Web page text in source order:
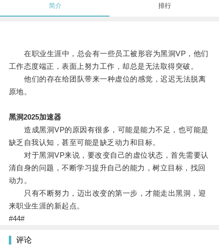
简介 排行
在职业生涯中，总会有一些员工被形容为黑洞VP，他们
工作态度端正，表面上努力工作，却总是无法取得突破。
他们的存在给团队带来一种虚位的感觉，迟迟无法脱离
原地。
黑洞2025加速器
造成黑洞VP的原因有很多，可能是能力不足，也可能是
缺乏自我认知，甚至可能是缺乏动力和目标。
对于黑洞VP来说，要改变自己的虚位状态，首先需要认
清自身的问题，不断学习提升自己的能力，树立目标，找回
动力。
只有不断努力，迈出改变的第一步，才能走出黑洞，迎
来职业生涯的新起点。
#44#
评论